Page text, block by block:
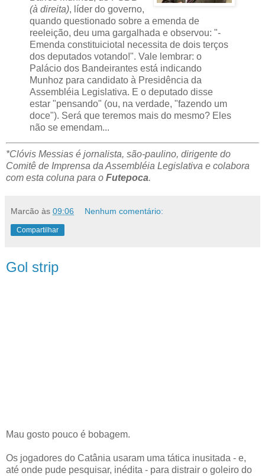
(à direita), líder do governo,
quando questionado sobre a emenda de
reeleição, deu uma gargalhada e observou: "-
Emenda constituiciotal necessita de dois terços
dos deputados votando!". Vale lembrar: o
Palácio dos Bandeirantes está indicando
Munhoz para candidato à Presidência da
Assembléia Legislativa. E o deputado disse
estar "pensando" (ou, na verdade, "fazendo um
doce"). Será que teremos mais do mesmo? Eles
não se emendam...
*Clóvis Messias é jornalista, são-paulino, dirigente do
Comitê de Imprensa da Assembléia Legislativa e colabora
com esta coluna para o Futepoca.
Marcão às 09:06 Nenhum comentário:
Compartilhar
Gol strip
Mau gosto pouco é bobagem.
Os jogadores do Catânia usaram uma tática inusitada - e,
até onde pude pesquisar, inédita - para distrair o goleiro do